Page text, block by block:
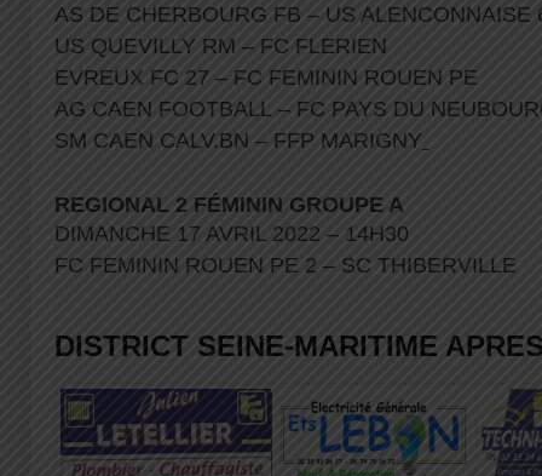
AS DE CHERBOURG FB – US ALENCONNAISE
US QUEVILLY RM – FC FLERIEN
EVREUX FC 27 – FC FEMININ ROUEN PE
AG CAEN FOOTBALL – FC PAYS DU
SM CAEN CALV.BN – FFP MARIGNY
REGIONAL 2 FÉMININ GROUPE A
DIMANCHE 17 AVRIL 2022 – 14H30
FC FEMININ ROUEN PE 2 – SC THIBERVILLE
DISTRICT SEINE-MARITIME